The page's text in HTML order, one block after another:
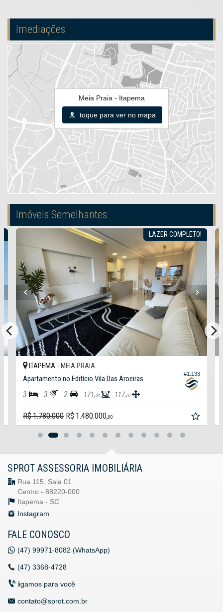
Imediações
Meia Praia - Itapema
toque para ver no mapa
Imóveis Semelhantes
LAZER COMPLETO!
#1.133
ITAPEMA - MEIA PRAIA
Apartamento no Edifício Vila Das Aroeiras
3 3 2 171,00 117,00
R$ 1.780.000 R$ 1.480.000,00
SPROT ASSESSORIA IMOBILIÁRIA
Rua 115, Sala 01
Centro - 88220-000
Itapema - SC
Instagram
FALE CONOSCO
(47) 99971-8082 (WhatsApp)
(47) 3368-4728
ligamos para você
contato@sprot.com.br